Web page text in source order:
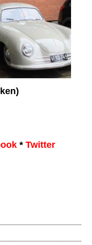
* Twitter